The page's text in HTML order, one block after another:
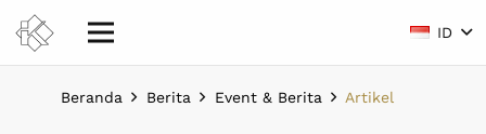
ID
Beranda Berita Event & Berita Artikel